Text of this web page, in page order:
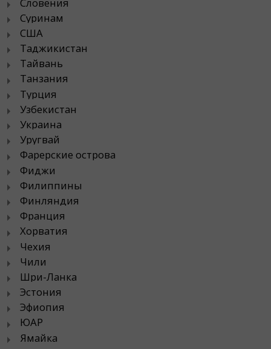
Суринам
США
Таджикистан
Тайвань
Танзания
Турция
Узбекистан
Украина
Уругвай
Фарерские острова
Фиджи
Филиппины
Финляндия
Франция
Хорватия
Чехия
Чили
Шри-Ланка
Эстония
Эфиопия
ЮАР
Ямайка